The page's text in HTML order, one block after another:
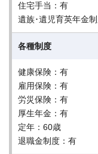
住宅手当：有
遺族･遺児育英年金
各種制度
健康保険：有
雇用保険：有
労災保険：有
厚生年金：有
定年：60歳
退職金制度：有